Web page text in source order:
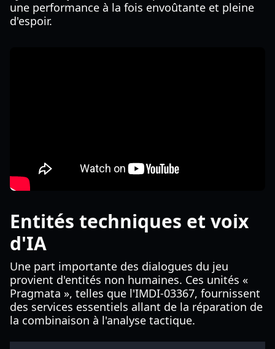
une performance à la fois envoûtante et pleine
d'espoir.
Entités techniques et voix
d'IA
Une part importante des dialogues du jeu
provient d'entités non humaines. Ces unités «
Pragmata », telles que l'IMDI-03367, fournissent
des services essentiels allant de la réparation de
la combinaison à l'analyse tactique.